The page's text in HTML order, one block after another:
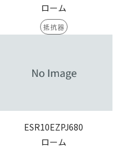
ローム
抵抗器
ESR10EZPJ680
ローム